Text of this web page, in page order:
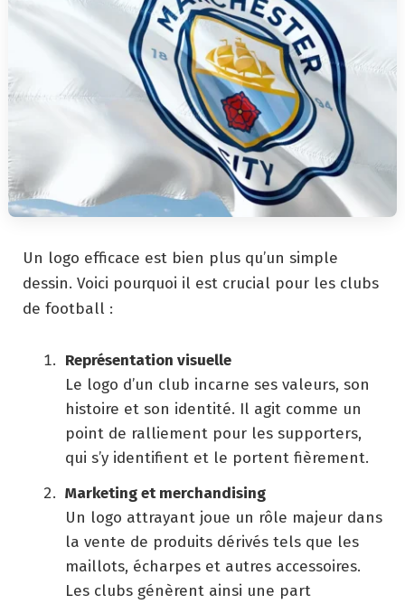
Un logo efficace est bien plus qu’un simple
dessin. Voici pourquoi il est crucial pour les clubs
de football :
Représentation visuelle
Le logo d’un club incarne ses valeurs, son
histoire et son identité. Il agit comme un
point de ralliement pour les supporters,
qui s’y identifient et le portent fièrement.
Marketing et merchandising
Un logo attrayant joue un rôle majeur dans
la vente de produits dérivés tels que les
maillots, écharpes et autres accessoires.
Les clubs génèrent ainsi une part